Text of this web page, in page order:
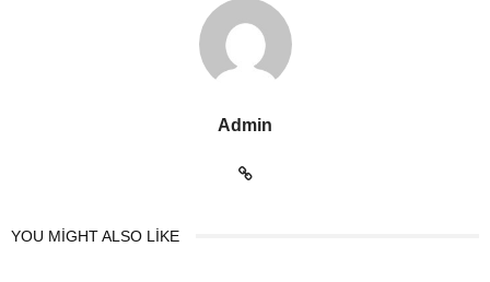
Admin
YOU MIGHT ALSO LIKE